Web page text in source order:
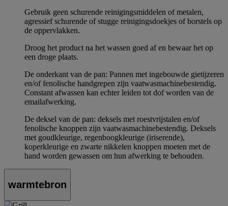
Gebruik geen schurende reinigingsmiddelen of metalen,
agressief schurende of stugge reinigingsdoekjes of borstels op
de oppervlakken.
Droog het product na het wassen goed af en bewaar het op
een droge plaats.
De onderkant van de pan: Pannen met ingebouwde gietijzeren
en/of fenolische handgrepen zijn vaatwasmachinebestendig.
Constant afwassen kan echter leiden tot dof worden van de
emailafwerking.
De deksel van de pan: deksels met roestvrijstalen en/of
fenolische knoppen zijn vaatwasmachinebestendig. Deksels
met goudkleurige, regenboogkleurige (iriserende),
koperkleurige en zwarte nikkelen knoppen moeten met de
hand worden gewassen om hun afwerking te behouden.
warmtebron